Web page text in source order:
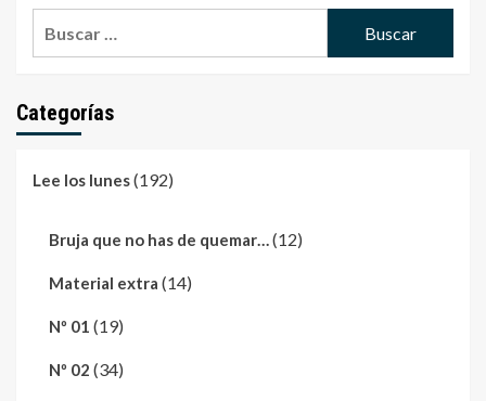
Categorías
Lee los lunes(192)
Bruja que no has de quemar…(12)
Material extra (14)
Nº 01 (19)
Nº 02 (34)